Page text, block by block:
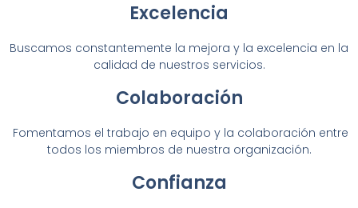
Excelencia
Buscamos constantemente la mejora y la excelencia en la
calidad de nuestros servicios.
Colaboración
Fomentamos el trabajo en equipo y la colaboración entre
todos los miembros de nuestra organización.
Confianza